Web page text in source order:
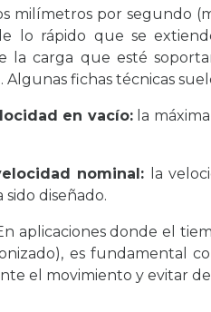
milímetros por segundo
lo rápido que se
la carga que esté
Algunas fichas técnicas
en vacío:la
nominal: la
diseñado.
aplicaciones donde el
es fundamental
el movimiento y evitar